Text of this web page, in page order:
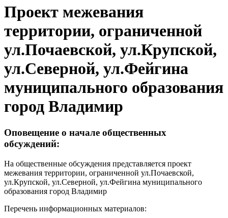
Проект межевания
территории, ограниченной
ул.Почаевской, ул.Крупской,
ул.Северной, ул.Фейгина
муниципального образования
город Владимир
Оповещение о начале общественных
обсуждений:
На общественные обсуждения представляется проект
межевания территории, ограниченной ул.Почаевской,
ул.Крупской, ул.Северной, ул.Фейгина муниципального
образования город Владимир
Перечень информационных материалов: